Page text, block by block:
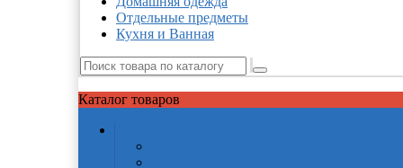
Отдельные предметы
Кухня и Ванная
Каталог товаров